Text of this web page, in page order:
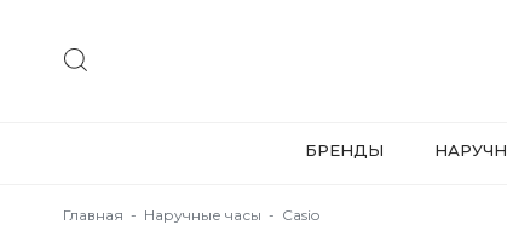
БРЕНДЫ
Главная - Наручные часы - Casio